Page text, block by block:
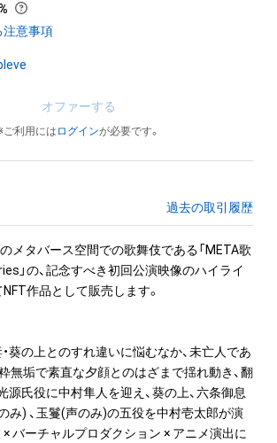
注意事項
オファーする
ご利用には ログインが必要です。
過去の取引履歴
メタバース空間での歌舞伎である「META歌
」の、記念すべき初回公演映像のハイライ
作品として販売します。
葵の上とのすれ違いに悩むなか、未亡人であ
無垢で素直な夕顔とのはざまで揺れ動き、翻
源氏役に中村隼人を迎え、葵の上、六条御息
み) 、玉鬘(声のみ)の五役を中村壱太郎が演
× バーチャルプロダクション × アニメ演出に